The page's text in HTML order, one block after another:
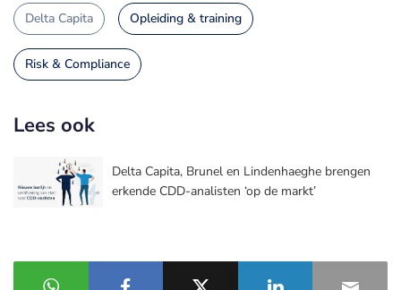
Delta Capita Opleiding & training
Risk & Compliance
Lees ook
Delta Capita, Brunel en Lindenhaeghe brengen
erkende CDD-analisten ‘op de markt’